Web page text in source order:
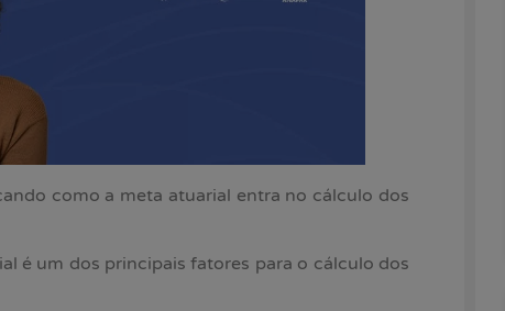
como a meta atuarial entra no cálculo dos
é um dos principais fatores para o cálculo dos